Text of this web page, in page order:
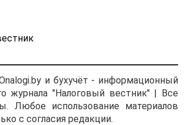
и бухучёт - информационный
журнала "Налоговый вестник" | Все
Любое использование материалов
с согласия редакции.